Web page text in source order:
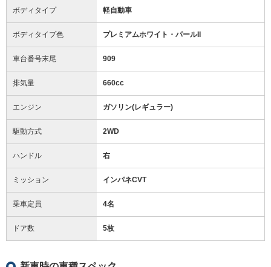
ボディタイプ 軽自動車
ボディタイプ色 プレミアムホワイト・パールII
車台番号末尾 909
排気量 660cc
エンジン ガソリン(レギュラー)
駆動方式 2WD
ハンドル 右
ミッション インパネCVT
乗車定員 4名
ドア数 5枚